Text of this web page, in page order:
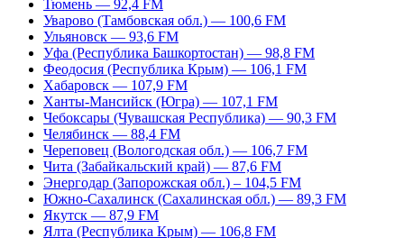
Тюмень — 92,4 FM
Уварово (Тамбовская обл.) — 100,6 FM
Ульяновск — 93,6 FM
Уфа (Республика Башкортостан) — 98,8 FM
Феодосия (Республика Крым) — 106,1 FM
Хабаровск — 107,9 FM
Ханты-Мансийск (Югра) — 107,1 FM
Чебоксары (Чувашская Республика) — 90,3 FM
Челябинск — 88,4 FM
Череповец (Вологодская обл.) — 106,7 FM
Чита (Забайкальский край) — 87,6 FM
Энергодар (Запорожская обл.) – 104,5 FM
Южно-Сахалинск (Сахалинская обл.) — 89,3 FM
Якутск — 87,9 FM
Ялта (Республика Крым) — 106,8 FM